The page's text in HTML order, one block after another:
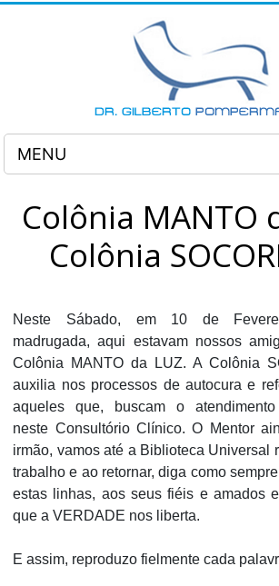
Colônia MANTO
Colônia
Neste Sábado, em 10 de
madrugada, aqui estavam nossos
Colônia MANTO da LUZ. A Colônia
auxilia nos processos de autocura e
aqueles que, buscam o atendimento
neste Consultório Clínico. O Mentor
irmão, vamos até a Biblioteca Universal
trabalho e ao retornar, diga como
estas linhas, aos seus fiéis e amados
que a VERDADE nos liberta.
E assim, reproduzo fielmente cada